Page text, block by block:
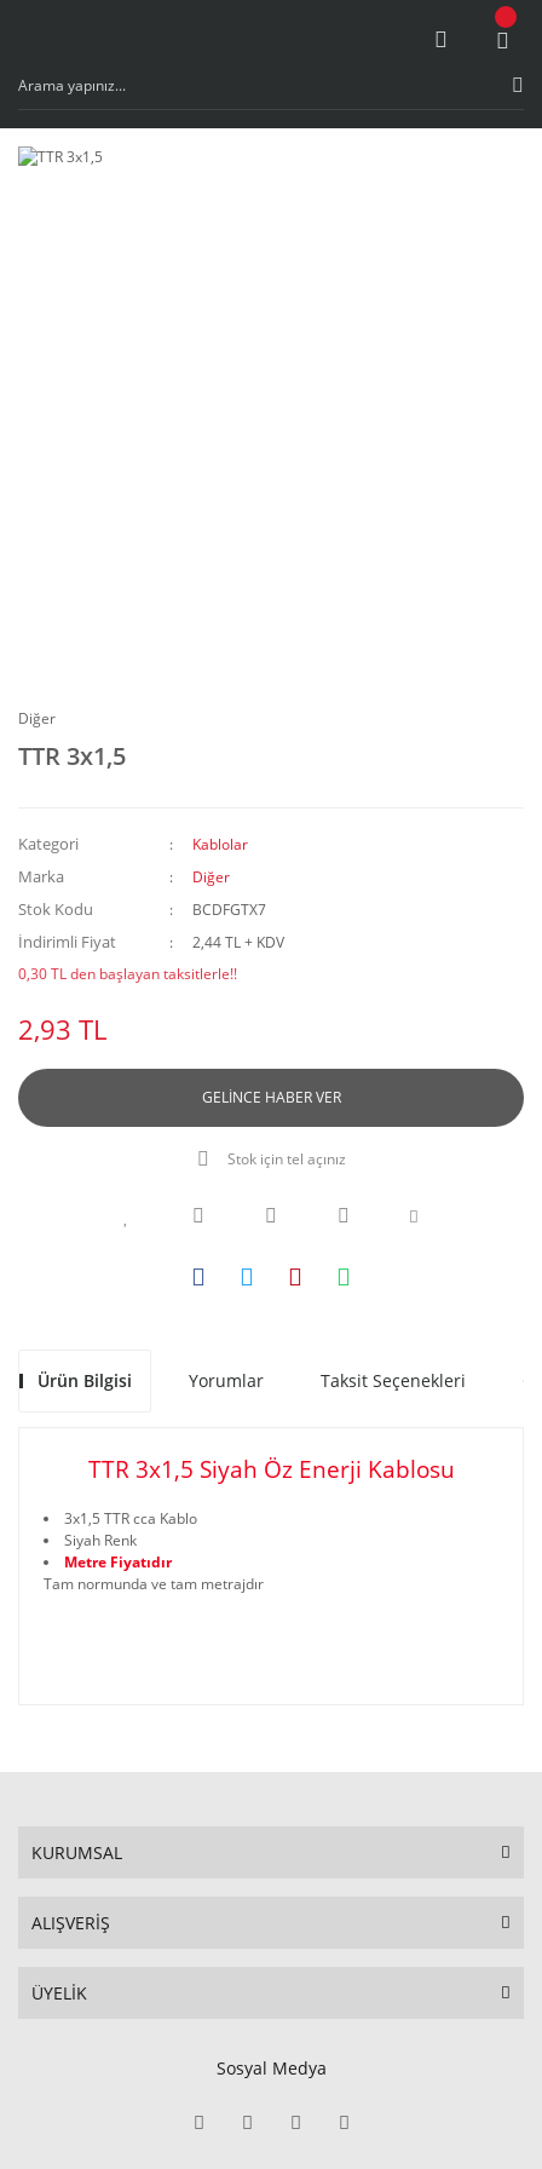
Diğer
TTR 3x1,5
Kategori Kablolar
Marka Diğer
Stok Kodu BCDFGTX7
İndirimli Fiyat
2,44 TL + KDV
0,30 TL den başlayan taksitlerle!!
2,93 TL
GELİNCE HABER VER
Stok için tel açınız
Ürün Bilgisi Yorumlar Taksit Seçenekleri
TTR 3x1,5 Siyah Öz Enerji Kablosu
3x1,5 TTR cca Kablo
Siyah Renk
Metre Fiyatıdır
Tam normunda ve tam metrajdır
KURUMSAL
ALIŞVERİŞ
ÜYELİK
Sosyal Medya